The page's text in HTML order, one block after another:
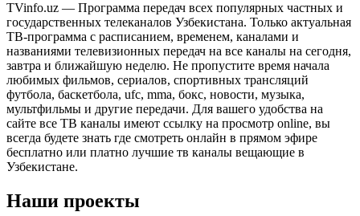
TVinfo.uz — Программа передач всех популярных частных и
государственных телеканалов Узбекистана. Только актуальная
ТВ-программа с расписанием, временем, каналами и
названиями телевизионных передач на все каналы на сегодня,
завтра и ближайшую неделю. Не пропустите время начала
любимых фильмов, сериалов, спортивных трансляций
футбола, баскетбола, ufc, mma, бокс, новости, музыка,
мультфильмы и другие передачи. Для вашего удобства на
сайте все ТВ каналы имеют ссылку на просмотр online, вы
всегда будете знать где смотреть онлайн в прямом эфире
бесплатно или платно лучшие тв каналы вещающие в
Узбекистане.
Наши проекты